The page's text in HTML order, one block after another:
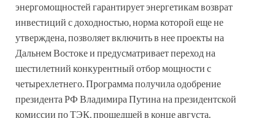
энергомощностей гарантирует энергетикам возврат
инвестиций с доходностью, норма которой еще не
утверждена, позволяет включить в нее проекты на
Дальнем Востоке и предусматривает переход на
шестилетний конкурентный отбор мощности с
четырехлетнего. Программа получила одобрение
президента РФ Владимира Путина на президентской
комиссии по ТЭК, прошедшей в конце августа.